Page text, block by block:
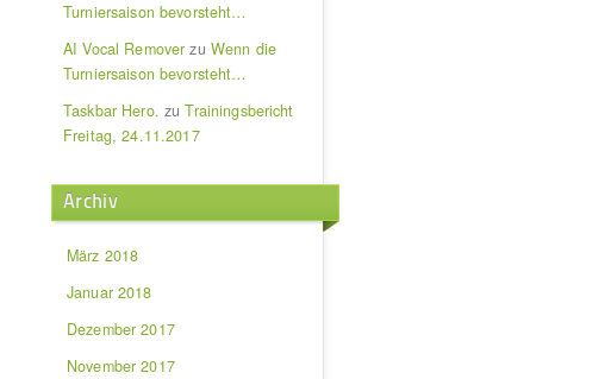
Turniersaison bevorsteht…
AI Vocal Remover zu Wenn die
Turniersaison bevorsteht…
Taskbar Hero. zuTrainingsbericht
Freitag, 24.11.2017
Archiv
März 2018
Januar 2018
Dezember 2017
November 2017